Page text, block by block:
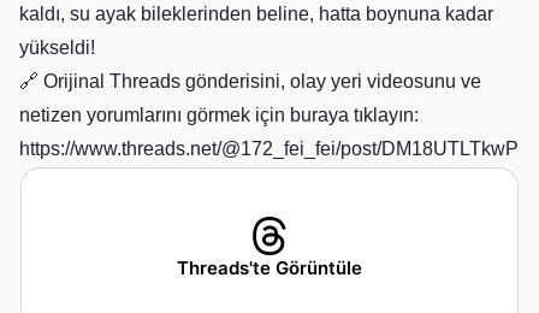
kaldı, su ayak bileklerinden beline, hatta boynuna kadar
yükseldi!
🔗 Orijinal Threads gönderisini, olay yeri videosunu ve
netizen yorumlarını görmek için buraya tıklayın:
https://www.threads.net/@172_fei_fei/post/DM18UTLTkwP
Threads'te Görüntüle